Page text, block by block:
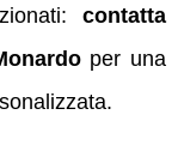
contatta
per una